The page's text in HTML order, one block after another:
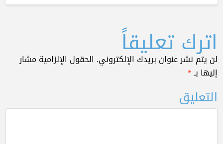
اترك تعليقاً
لن يتم نشر عنوان بريدك الإلكتروني. الحقول الإلزامية مشار
إليها بـ*
التعليق